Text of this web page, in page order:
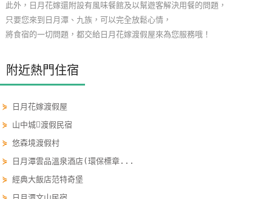
顧
客
服
客
滿
意
度
此外，日月花嫁還附設有風味餐館及以幫遊客解決用餐的問題，
只要您來到日月潭、九族，可以完全放鬆心情，
將食宿的一切問題，都交給日月花嫁渡假屋來為您服務哦！
附近熱門住宿
⋟
日月花嫁渡假屋
⋟ 山中城渡假民宿
⋟悠森境渡假村
⋟
日月潭雲品溫泉酒店(環保標章...
⋟經典大飯店范特奇堡